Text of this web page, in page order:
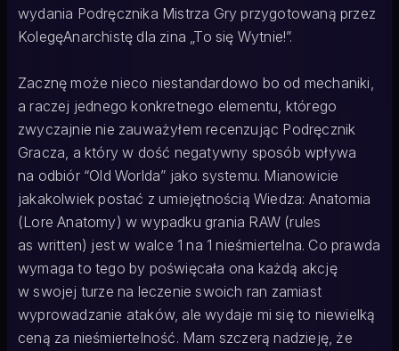
wydania Podręcznika Mistrza Gry przygotowaną przez
KolegęAnarchistę dla zina „To się Wytnie!”.
Zacznę może nieco niestandardowo bo od mechaniki,
a raczej jednego konkretnego elementu, którego
zwyczajnie nie zauważyłem recenzując Podręcznik
Gracza, a który w dość negatywny sposób wpływa
na odbiór “Old Worlda” jako systemu. Mianowicie
jakakolwiek postać z umiejętnością Wiedza: Anatomia
(Lore Anatomy) w wypadku grania RAW (rules
as written) jest w walce 1 na 1 nieśmiertelna. Co prawda
wymaga to tego by poświęcała ona każdą akcję
w swojej turze na leczenie swoich ran zamiast
wyprowadzanie ataków, ale wydaje mi się to niewielką
ceną za nieśmiertelność. Mam szczerą nadzieję, że